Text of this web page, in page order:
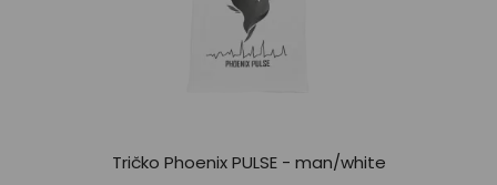
Tričko Phoenix PULSE - man/white